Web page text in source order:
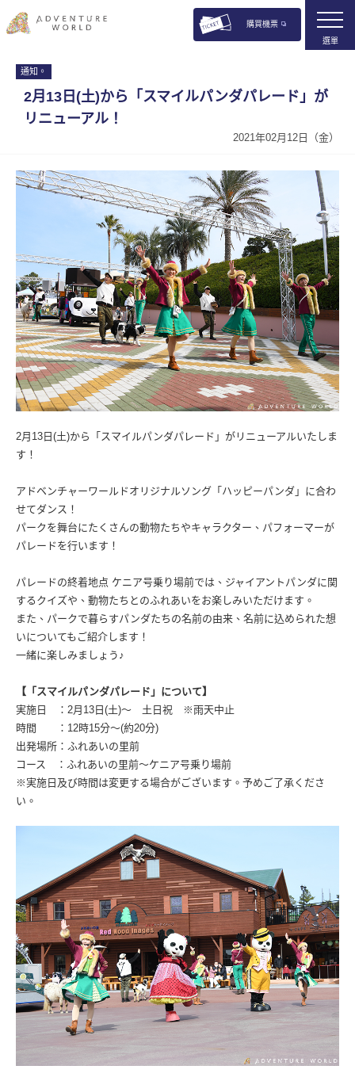
購買機票
選單
通知。
2月13日(土)から「スマイルパンダパレード」が
リニューアル！
2021年02月12日（金）
2月13日(土)から「スマイルパンダパレード」がリニューアルいたしま
す！
アドベンチャーワールドオリジナルソング「ハッピーパンダ」に合わ
せてダンス！
パークを舞台にたくさんの動物たちやキャラクター、パフォーマーが
パレードを行います！
パレードの終着地点 ケニア号乗り場前では、ジャイアントパンダに関
するクイズや、動物たちとのふれあいをお楽しみいただけます。
また、パークで暮らすパンダたちの名前の由来、名前に込められた想
いについてもご紹介します！
一緒に楽しみましょう♪
【「スマイルパンダパレード」について】
実施日 ：2月13日(土)〜 土日祝 ※雨天中止
時間 ：12時15分〜(約20分)
出発場所：ふれあいの里前
コース ：ふれあいの里前〜ケニア号乗り場前
※実施日及び時間は変更する場合がございます。予めご了承くださ
い。